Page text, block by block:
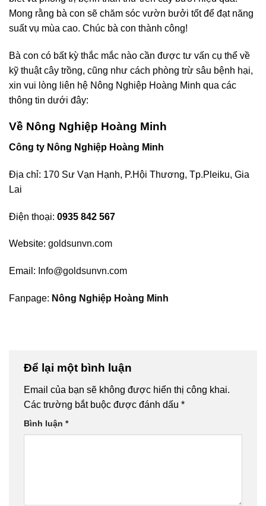
Mong rằng bà con sẽ chăm sóc vườn bưởi tốt để đạt năng
suất vụ mùa cao. Chúc bà con thành công!
Bà con có bất kỳ thắc mắc nào cần được tư vấn cụ thể về
kỹ thuật cây trồng, cũng như cách phòng trừ sâu bệnh hại,
xin vui lòng liên hệ Nông Nghiệp Hoàng Minh qua các
thông tin dưới đây:
Về Nông Nghiệp Hoàng Minh
Công ty Nông Nghiệp Hoàng Minh
Địa chỉ: 170 Sư Vạn Hạnh, P.Hội Thương, Tp.Pleiku, Gia
Lai
Điện thoại: 0935 842 567
Website: goldsunvn.com
Email: Info@goldsunvn.com
Fanpage: Nông Nghiệp Hoàng Minh
Để lại một bình luận
Email của bạn sẽ không được hiển thị công khai.
Các trường bắt buộc được đánh dấu *
Bình luận *